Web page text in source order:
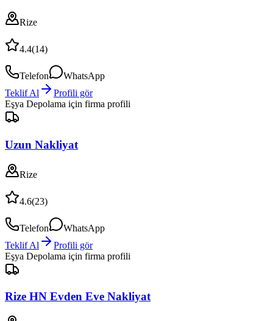
Rize
4.4(14)
Telefon
WhatsApp
Teklif Al
Profili gör
Eşya Depolama için firma profili
Uzun Nakliyat
Rize
4.6(23)
Telefon
WhatsApp
Teklif Al
Profili gör
Eşya Depolama için firma profili
Rize HN Evden Eve Nakliyat